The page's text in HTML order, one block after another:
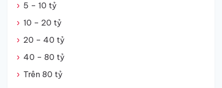
5 – 10 tỷ
10 – 20 tỷ
20 – 40 tỷ
40 – 80 tỷ
Trên 80 tỷ